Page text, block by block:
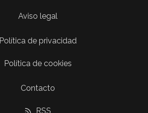
Aviso legal
Política de privacidad
Política de cookies
Contacto
RSS